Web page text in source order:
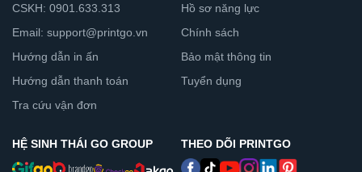
CSKH: 0901.633.313
Email: support@printgo.vn
Hướng dẫn in ấn
Hướng dẫn thanh toán
Tra cứu vận đơn
Hồ sơ năng lực
Chính sách
Bảo mật thông tin
Tuyển dụng
HỆ SINH THÁI GO GROUP THEO DÕI PRINTGO